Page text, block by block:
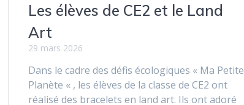
Les élèves de CE2 et le Land
Art
29 mars 2026
Dans le cadre des défis écologiques « Ma Petite
Planète « , les élèves de la classe de CE2 ont
réalisé des bracelets en land art. Ils ont adoré